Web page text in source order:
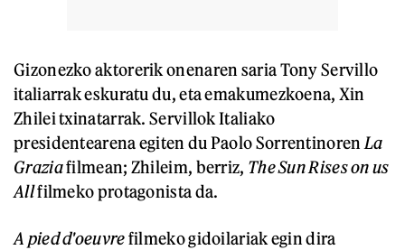
Gizonezko aktorerik onenaren saria Tony Servillo
italiarrak eskuratu du, eta emakumezkoena, Xin
Zhilei txinatarrak. Servillok Italiako
presidentearena egiten du Paolo Sorrentinoren La
Graziafilmean; Zhileim, berriz, The Sun Rises on us
Allfilmeko protagonista da.
A pied d'oeuvrefilmeko gidoilariak egin dira